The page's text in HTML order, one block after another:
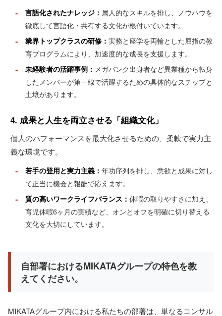
- 言語化されたナレッジ： 属人的なスキルを排し、ノウハウを
徹底して言語化・共有する文化が根付いています。
- 業界トップクラスの研修： 実務と座学を両輪とした屈指の教
育プログラムにより、加速度的な成長を支援します。
- 未経験者の活躍事例： メガバンク出身者など異業種から転身
したメンバーが第一線で活躍するための具体的なステップと
土壌があります。
4. 成果と人生を両立させる「組織文化」
個人のパフォーマンスを最大化させるための、柔軟で実力主
義な環境です。
- 若手の登用と実力主義： 年功序列を排し、意欲と成果に対し
て正当に機会と報酬で応えます。
- 質の高いワークライフバランス： 休暇の取りやすさに加え、
育児休暇6ヶ月の実績など、オンとオフを明確に切り替える
文化を大切にしています。
自部署におけるMIKATAグループの特色を教
えてください。
MIKATAグループ内における私たちの部署は、単なるコンサル